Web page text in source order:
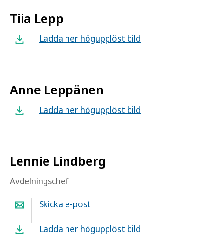
Tiia Lepp
Ladda ner högupplöst bild
Anne Leppänen
Ladda ner högupplöst bild
Lennie Lindberg
Avdelningschef
Skicka e-post
Ladda ner högupplöst bild